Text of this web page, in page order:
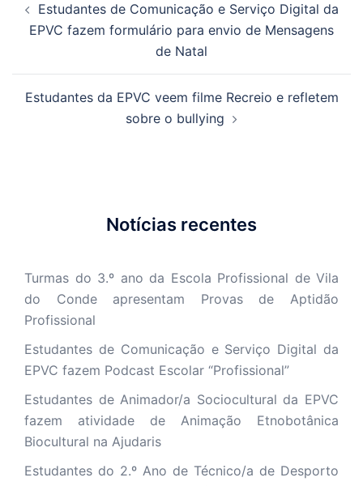
de
artigos
Estudantes de Comunicação e Serviço Digital da
EPVC fazem formulário para envio de Mensagens
de Natal
Estudantes da EPVC veem filme Recreio e refletem
sobre o bullying
Notícias recentes
Turmas do 3.º ano da Escola Profissional de Vila
do Conde apresentam Provas de Aptidão
Profissional
Estudantes de Comunicação e Serviço Digital da
EPVC fazem Podcast Escolar “Profissional”
Estudantes de Animador/a Sociocultural da EPVC
fazem atividade de Animação Etnobotânica
Biocultural na Ajudaris
Estudantes do 2.º Ano de Técnico/a de Desporto